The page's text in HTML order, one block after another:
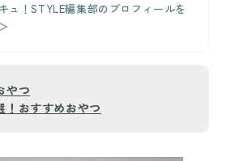
ュ！STYLE編集部のプロフィールを
やつ
！おすすめおやつ